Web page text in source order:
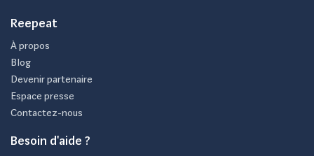
Reepeat
À propos
Blog
Devenir partenaire
Espace presse
Contactez-nous
Besoin d'aide ?